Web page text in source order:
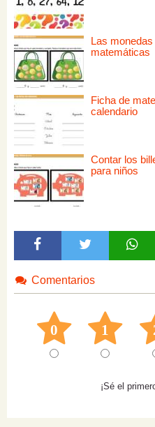
Las
matemáticas
Ficha de
calendario
Contar los
para niños
Comentarios
0 1
¡Sé el